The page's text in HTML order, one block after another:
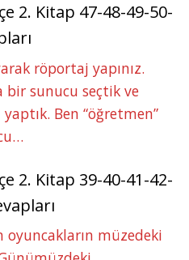
2. Kitap 47-48-49-50-
röportaj yapınız.
bir sunucu seçtik ve
Ben “öğretmen”
2. Kitap 39-40-41-42-
oyuncakların müzedeki